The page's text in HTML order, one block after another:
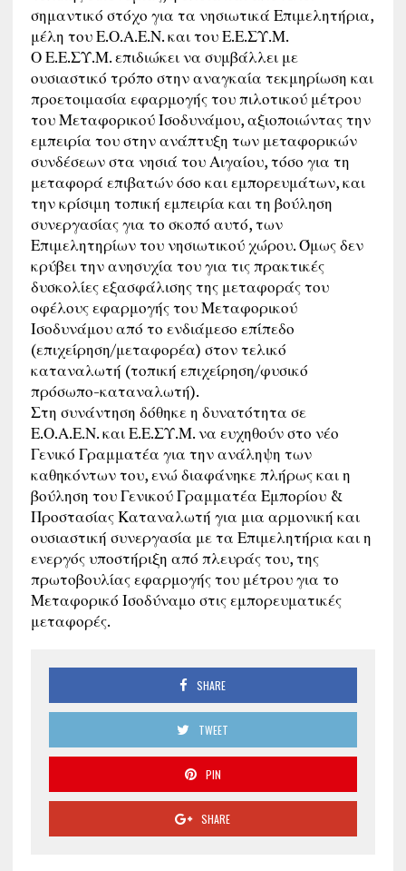
σημαντικό στόχο για τα νησιωτικά Επιμελητήρια,
μέλη του Ε.Ο.Α.Ε.Ν. και του Ε.Ε.ΣΥ.Μ.
Ο Ε.Ε.ΣΥ.Μ. επιδιώκει να συμβάλλει με
ουσιαστικό τρόπο στην αναγκαία τεκμηρίωση και
προετοιμασία εφαρμογής του πιλοτικού μέτρου
του Μεταφορικού Ισοδυνάμου, αξιοποιώντας την
εμπειρία του στην ανάπτυξη των μεταφορικών
συνδέσεων στα νησιά του Αιγαίου, τόσο για τη
μεταφορά επιβατών όσο και εμπορευμάτων, και
την κρίσιμη τοπική εμπειρία και τη βούληση
συνεργασίας για το σκοπό αυτό, των
Επιμελητηρίων του νησιωτικού χώρου. Όμως δεν
κρύβει την ανησυχία του για τις πρακτικές
δυσκολίες εξασφάλισης της μεταφοράς του
οφέλους εφαρμογής του Μεταφορικού
Ισοδυνάμου από το ενδιάμεσο επίπεδο
(επιχείρηση/μεταφορέα) στον τελικό
καταναλωτή (τοπική επιχείρηση/φυσικό
πρόσωπο-καταναλωτή).
Στη συνάντηση δόθηκε η δυνατότητα σε
Ε.Ο.Α.Ε.Ν. και Ε.Ε.ΣΥ.Μ. να ευχηθούν στο νέο
Γενικό Γραμματέα για την ανάληψη των
καθηκόντων του, ενώ διαφάνηκε πλήρως και η
βούληση του Γενικού Γραμματέα Εμπορίου &
Προστασίας Καταναλωτή για μια αρμονική και
ουσιαστική συνεργασία με τα Επιμελητήρια και η
ενεργός υποστήριξη από πλευράς του, της
πρωτοβουλίας εφαρμογής του μέτρου για το
Μεταφορικό Ισοδύναμο στις εμπορευματικές
μεταφορές.
SHARE
TWEET
PIN
SHARE